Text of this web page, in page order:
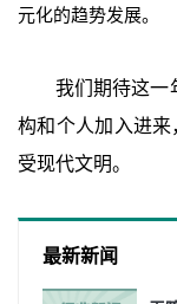
元化的趋势发展。
我们期待这一
构和个人加入进来
受现代文明。
最新新闻